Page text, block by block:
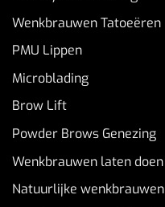
Wenkbrauwen Tatoeëren
PMU Lippen
Microblading
Brow Lift
Powder Brows Genezing
Wenkbrauwen laten doen
Natuurlijke wenkbrauwen